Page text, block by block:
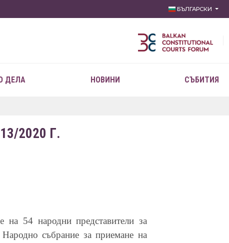
БЪЛГАРСКИ
ДЕЛА НОВИНИ СЪБИТИЯ
2020 Г.
54 народни представители за
събрание за приемане на